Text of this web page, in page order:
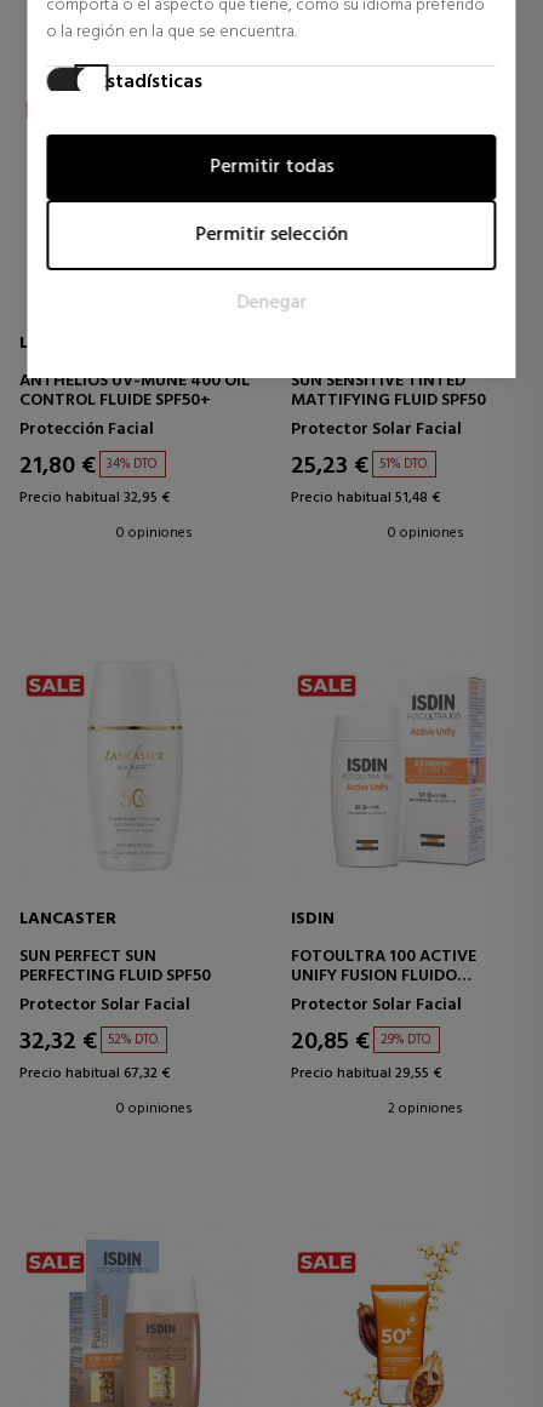
o la región en la que se encuentra.
Estadísticas
web a comprender cómo interactúan los visitantes con las
páginas web reuniendo y proporcionando información de
forma anónima.
Las cookies de marketing se utilizan para rastrear a los
visitantes en las páginas web. La intención es mostrar
externos.
Permitir todas
Permitir selección
Denegar
LA ROCHE POSAY
ANTHELIOS UV-MUNE 400 OIL
CONTROL FLUIDE SPF50+
Protección Facial
21,80 € 34% DTO.
Precio habitual 32,95 €
0 opiniones
SUN SENSITIVE TINTED
MATTIFYING FLUID SPF50
Protector Solar Facial
25,23 € 51% DTO.
Precio habitual 51,48 €
0 opiniones
LANCASTER
SUN PERFECT SUN
PERFECTING FLUID SPF50
Protector Solar Facial
32,32 € 52% DTO.
Precio habitual 67,32 €
0 opiniones
ISDIN
FOTOULTRA 100 ACTIVE
UNIFY FUSION FLUIDO
DESPIGMENTANTE SPF50+
Protector Solar Facial
20,85 € 29% DTO.
Precio habitual 29,55 €
2 opiniones